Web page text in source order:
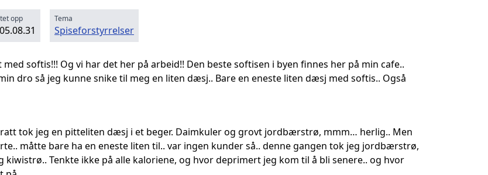
opp Tema
Spiseforstyrrelser
softis!!! Og vi har det her på arbeid!! Den beste softisen i byen finnes her på min cafe..
dro så jeg kunne snike til meg en liten dæsj.. Bare en eneste liten dæsj med softis.. Også
tok jeg en pitteliten dæsj i et beger. Daimkuler og grovt jordbærstrø, mmm… herlig.. Men
måtte bare ha en eneste liten til.. var ingen kunder så.. denne gangen tok jeg jordbærstrø,
Tenkte ikke på alle kaloriene, og hvor deprimert jeg kom til å bli senere.. og hvor